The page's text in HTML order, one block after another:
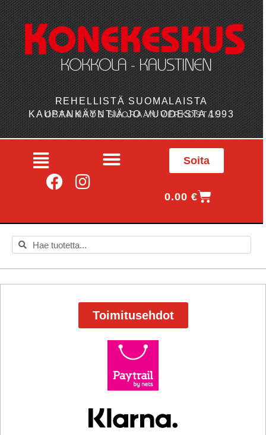
REHELLISTÄ SUOMALAISTA
KAUPANKÄYNTIÄ JO VUODESTA 1993
OSTA MYÖS SUORAAN VERKOSTA!
Soita
0.00€
Toimitusehdot